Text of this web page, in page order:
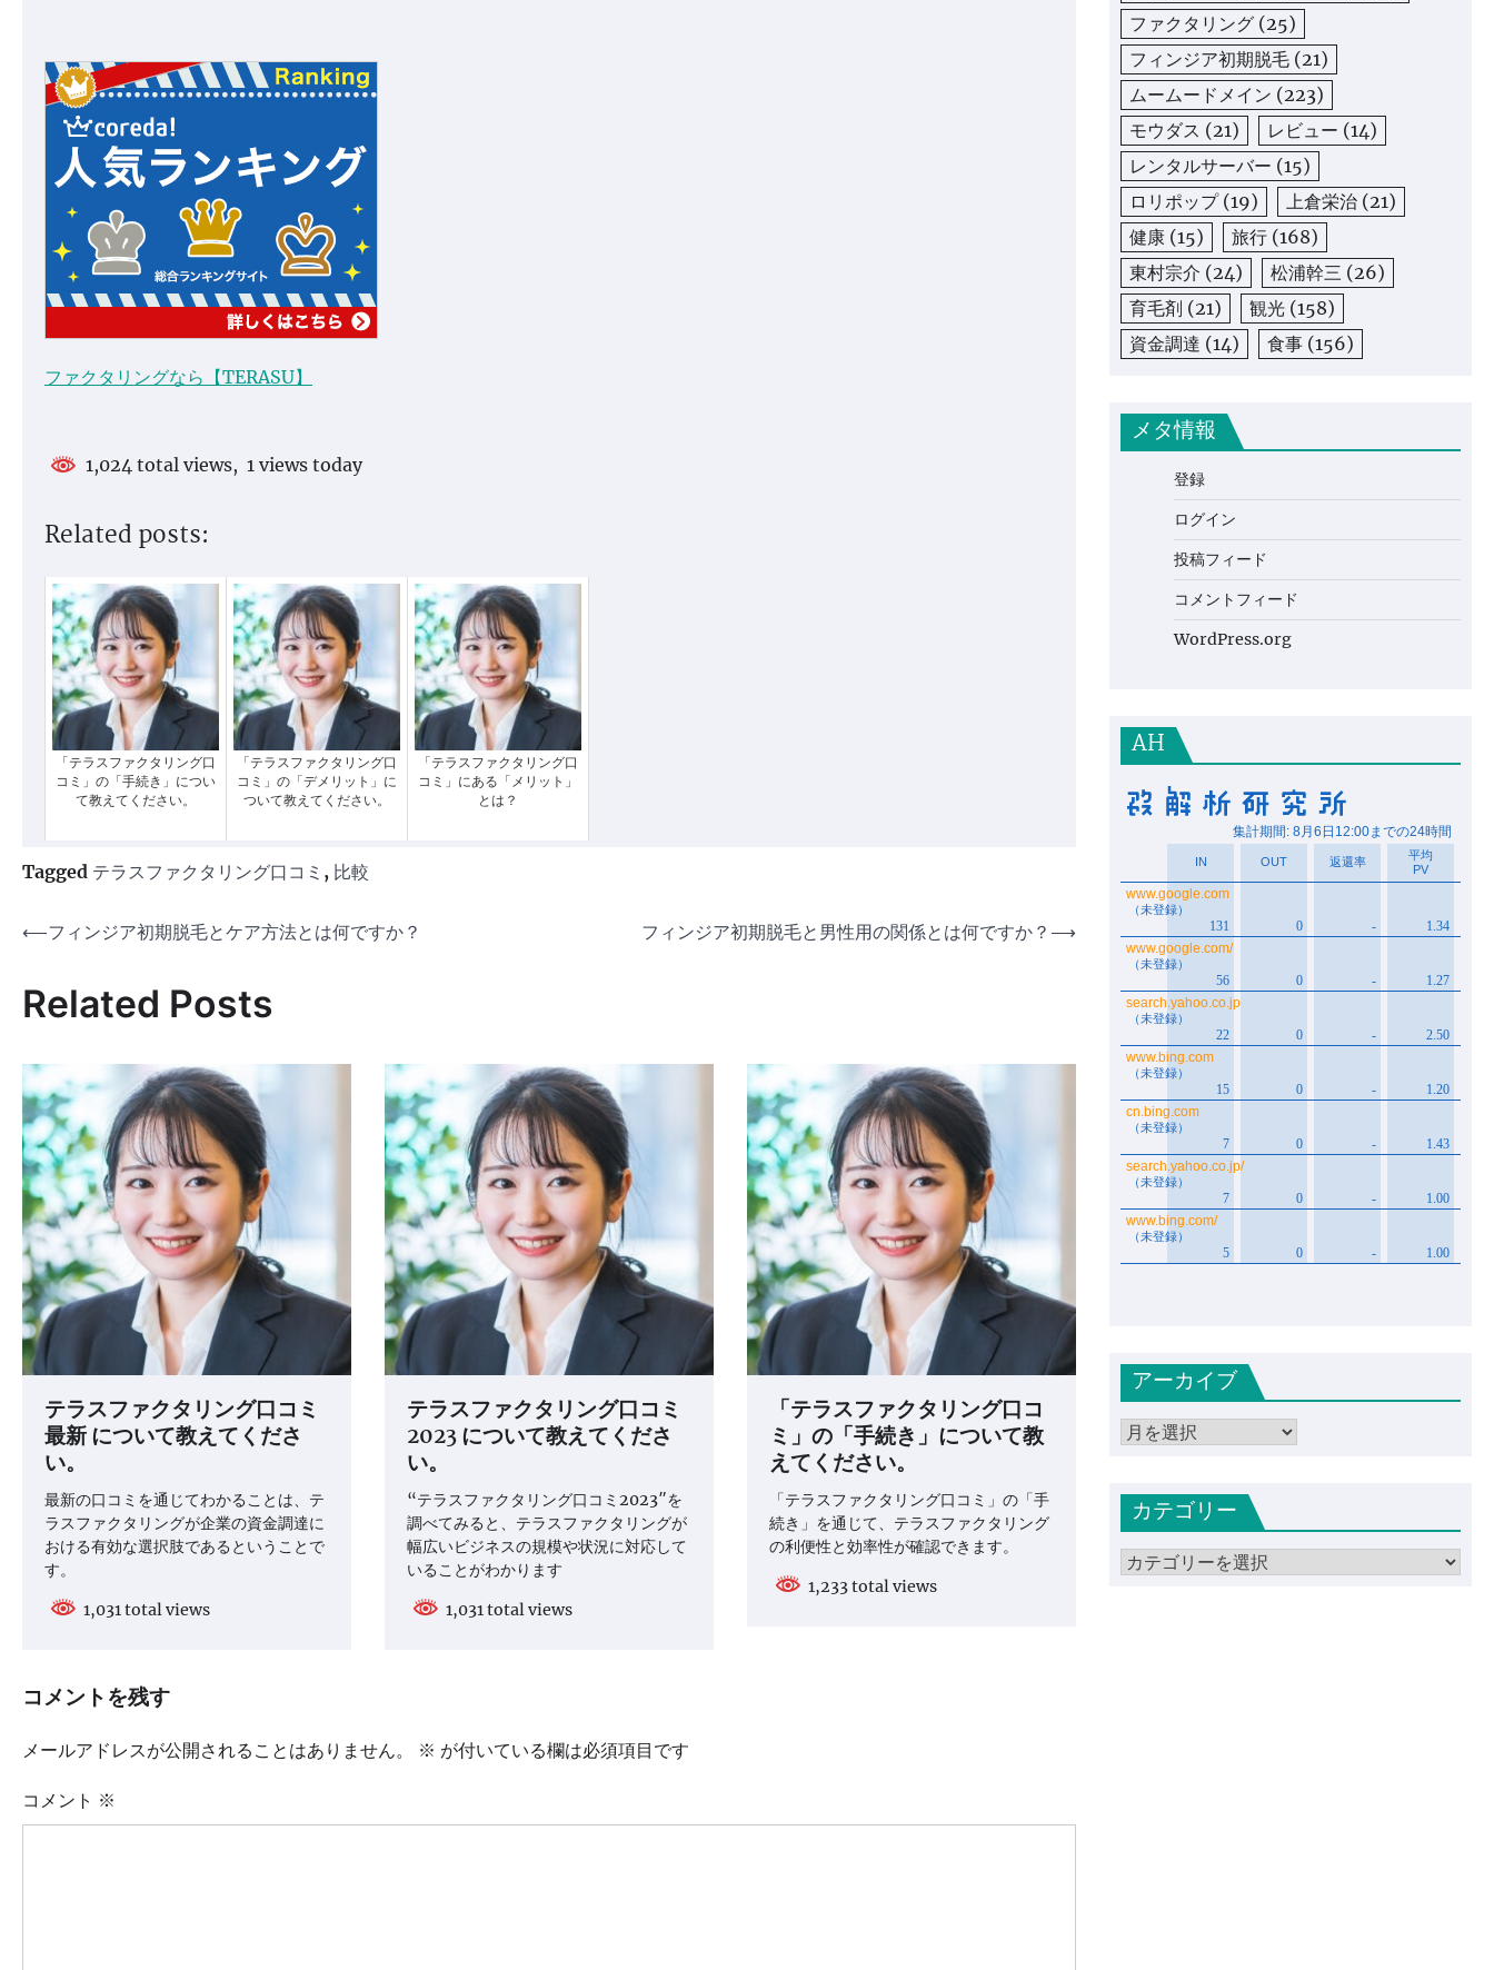
ファクタリングなら【TERASU】
1,024 total views, 1 views today
Related posts:
「テラスファクタリング口
コミ」の「手続き」につい
て教えてください。
「テラスファクタリング口
コミ」の「デメリット」に
ついて教えてください。
「テラスファクタリング口
コミ」にある「メリット」
とは？
Tagged テラスファクタリング口コミ , 比較
投
ナ
ゲ
ー
シ
ョ
ン
⟵フィンジア初期脱毛とケア方法とは何ですか？ フィンジア初期脱毛と男性用の関係とは何ですか？ ⟶
Related Posts
テラスファクタリング口コミ
最新 について教えてくださ
い。
最新の口コミを通じてわかることは、テ
ラスファクタリングが企業の資金調達に
おける有効な選択肢であるということで
す。
1,031 total views
テラスファクタリング口コミ
2023 について教えてくださ
い。
“テラスファクタリング口コミ2023″を
調べてみると、テラスファクタリングが
幅広いビジネスの規模や状況に対応して
いることがわかります
1,031 total views
「テラスファクタリング口コ
ミ」の「手続き」について教
えてください。
「テラスファクタリング口コミ」の「手
続き」を通じて、テラスファクタリング
の利便性と効率性が確認できます。
1,233 total views
コメントを残す
メールアドレスが公開されることはありません。 ※ が付いている欄は必須項目です
コメント ※
ファクタリング (25)
フィンジア初期脱毛 (21)
ムームードメイン (223)
モウダス (21) レビュー (14)
レンタルサーバー (15)
ロリポップ(19) 上倉栄治 (21)
健康 (15) 旅行 (168)
東村宗介 (24) 松浦幹三 (26)
育毛剤 (21) 観光 (158)
資金調達 (14) 食事 (156)
メタ情報
登録
ログイン
投稿フィード
コメントフィード
WordPress.org
AH
アーカイブ
ア
イ
ブ
カテゴリー
カ